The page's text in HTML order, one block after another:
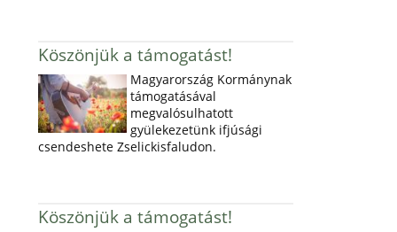
Köszönjük a támogatást!
Magyarország Kormánynak
támogatásával
megvalósulhatott
gyülekezetünk ifjúsági
csendeshete Zselickisfaludon.
Köszönjük a támogatást!